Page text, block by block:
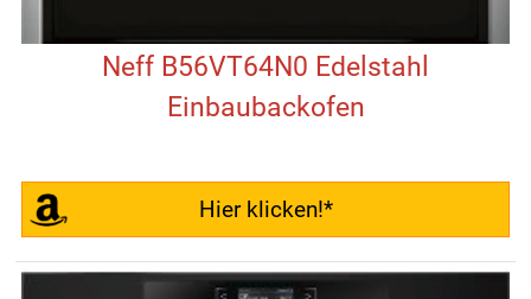
Neff B56VT64N0 Edelstahl
Einbaubackofen
Hier klicken!*